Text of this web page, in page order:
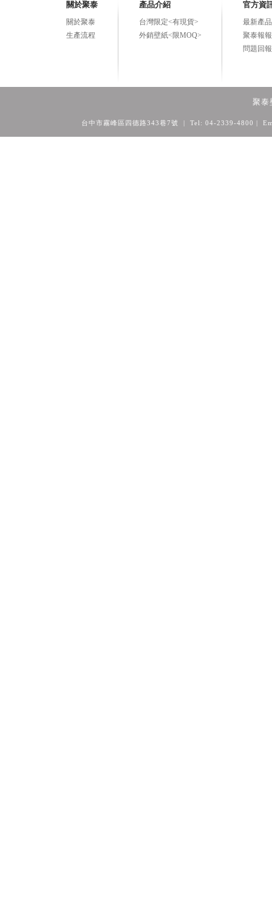
關於聚泰
關於聚泰
生產流程
產品介紹
台灣限定<有現貨>
外銷壁紙<限MOQ>
官方資
最新產
聚泰報報
問題回報
聚泰
台中市霧峰區四德路343巷7號 | Tel: 04-2339-4800 |